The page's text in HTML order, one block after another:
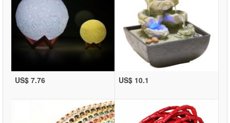
US$ 7.76 US$ 10.1